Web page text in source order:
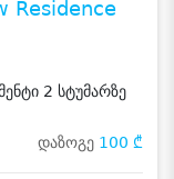
Residence
2 სტუმარზე
დაზოგე 100 ₾